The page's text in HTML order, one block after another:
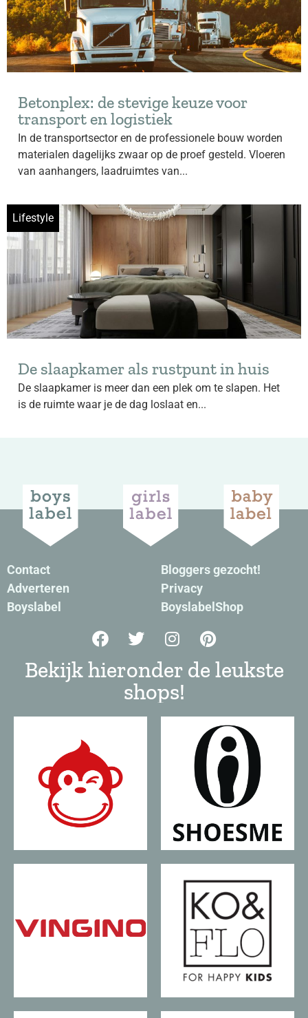
Betonplex: de stevige keuze voor
transport en logistiek
In de transportsector en de professionele bouw worden
materialen dagelijks zwaar op de proef gesteld. Vloeren
van aanhangers, laadruimtes van...
Lifestyle
De slaapkamer als rustpunt in huis
De slaapkamer is meer dan een plek om te slapen. Het
is de ruimte waar je de dag loslaat en...
Contact
Adverteren
Boyslabel
Bloggers gezocht!
Privacy
BoyslabelShop
Bekijk hieronder de leukste
shops!